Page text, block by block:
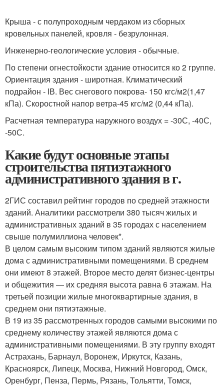
Крыша - с полупроходным чердаком из сборных
кровельных панелей, кровля - безрулонная.
Инженерно-геологические условия - обычные.
По степени огнестойкости здание относится ко 2 группе.
Ориентация здания - широтная. Климатический
подрайон - ІВ. Вес снегового покрова- 150 кгс/м2(1,47
кПа). Скоростной напор ветра-45 кгс/м2 (0,44 кПа).
Расчетная температура наружного воздух = -30С, -40С,
-50С.
Какие будут основные этапы
строительства пятиэтажного
административного здания в г.
2ГИС составил рейтинг городов по средней этажности
зданий. Аналитики рассмотрели 380 тысяч жилых и
административных зданий в 35 городах с населением
свыше полумиллиона человек*.
В целом самым высоким типом зданий являются жилые
дома с административными помещениями. В среднем
они имеют 8 этажей. Второе место делят бизнес-центры
и общежития — их средняя высота равна 6 этажам. На
третьей позиции жилые многоквартирные здания, в
среднем они пятиэтажные.
В 19 из 35 рассмотренных городов самыми высокими по
среднему количеству этажей являются дома с
административными помещениями. В эту группу входят
Астрахань, Барнаул, Воронеж, Иркутск, Казань,
Красноярск, Липецк, Москва, Нижний Новгород, Омск,
Оренбург, Пенза, Пермь, Рязань, Тольятти, Томск,